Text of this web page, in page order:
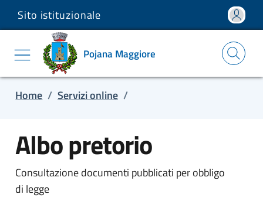
Salta e vai al contenuto
Salta e vai al footer
Sito istituzionale
Pojana Maggiore
Home / Servizi online /
Albo pretorio
Consultazione documenti pubblicati per obbligo
di legge